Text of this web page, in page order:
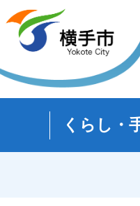
くらし・